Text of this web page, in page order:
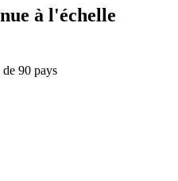
à l'échelle
90 pays